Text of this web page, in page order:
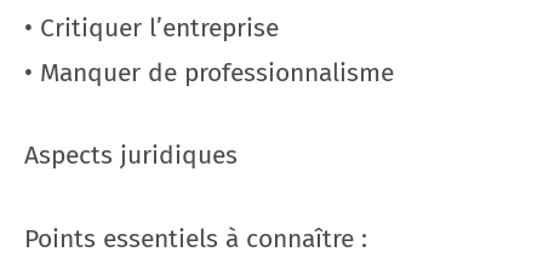
• Critiquer l’entreprise
• Manquer de professionnalisme
Aspects juridiques
Points essentiels à connaître :